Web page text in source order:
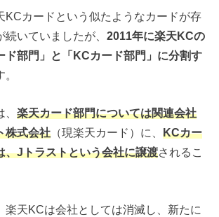
KCカードという似たようなカードが存
続いていましたが、2011年に楽天KCの
ド部門」と「KCカード部門」に分割す
、楽天カード部門については関連会社
株式会社 （現楽天カード）に、KCカー
、Jトラストという会社に譲渡されるこ
楽天KCは会社としては消滅し、新たに